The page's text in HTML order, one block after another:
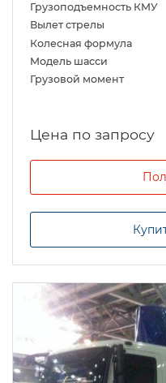
Грузоподъемность КМУ
Вылет стрелы
Колесная формула
Модель шасси
Грузовой момент
Цена по запросу